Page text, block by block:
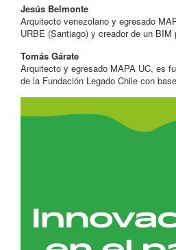
Jesús Belmonte
Arquitecto venezolano y egresado
URBE (Santiago) y creador de un
Tomás Gárate
Arquitecto y egresado MAPA UC, es
de la Fundación Legado Chile con